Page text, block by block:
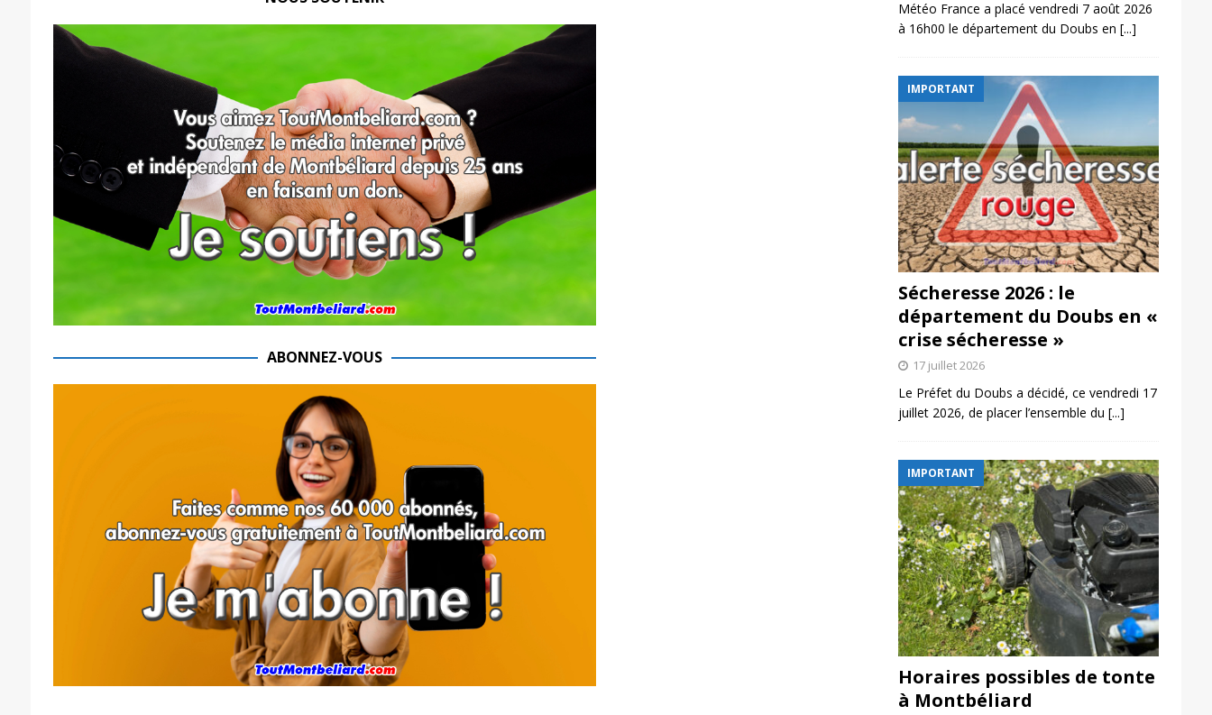
ABONNEZ-VOUS
Météo France a placé vendredi 7 août 2026
à 16h00 le département du Doubs en [...]
IMPORTANT
Sécheresse 2026 : le
département du Doubs en «
crise sécheresse »
17 juillet 2026
Le Préfet du Doubs a décidé, ce vendredi 17
juillet 2026, de placer l’ensemble du [...]
IMPORTANT
Horaires possibles de tonte
à Montbéliard